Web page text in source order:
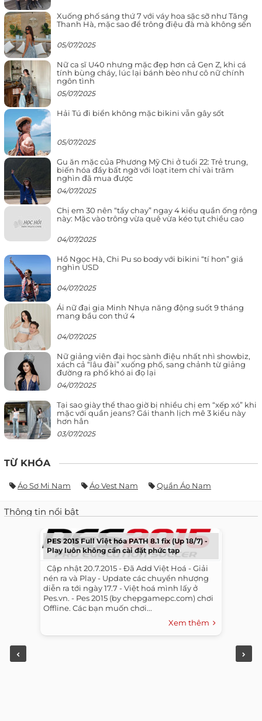
Xuống phố sáng thứ 7 với váy hoa sặc sỡ như Tăng
Thanh Hà, mặc sao để trông điệu đà mà không sến
05/07/2025
Nữ ca sĩ U40 nhưng mặc đẹp hơn cả Gen Z, khi cá
tính bùng cháy, lúc lại bánh bèo như cô nữ chính
ngôn tình
05/07/2025
Hải Tú đi biển không mặc bikini vẫn gây sốt
05/07/2025
Gu ăn mặc của Phương Mỹ Chi ở tuổi 22: Trẻ trung,
biến hóa đầy bất ngờ với loạt item chỉ vài trăm
nghìn đã mua được
04/07/2025
Chị em 30 nên “tẩy chay” ngay 4 kiểu quần ống rộng
này: Mặc vào trông vừa quê vừa kéo tụt chiều cao
04/07/2025
Hồ Ngọc Hà, Chi Pu so body với bikini “tí hon” giá
nghìn USD
04/07/2025
Ái nữ đại gia Minh Nhựa năng động suốt 9 tháng
mang bầu con thứ 4
04/07/2025
Nữ giảng viên đại học sành điệu nhất nhì showbiz,
xách cả “lâu đài” xuống phố, sang chảnh từ giảng
đường ra phố khó ai đọ lại
04/07/2025
Tại sao giày thể thao giờ bị nhiều chị em “xếp xó” khi
mặc với quần jeans? Gái thanh lịch mê 3 kiểu này
hơn hẳn
03/07/2025
TỪ KHÓA
Áo Sơ Mi Nam Áo Vest Nam Quần Áo Nam
Thông tin nổi bật
PES 2015 Full Việt hóa PATH 8.1 fix (Up 18/7) -
Play luôn không cần cài đặt phức tạp
​ ​ Cập nhật 20.7.2015 - Đã Add Việt Hoá - Giải
nén ra và Play - Update các chuyển nhượng
diễn ra tới ngày 17.7 - Việt hoá mình lấy ở
Pes.vn. - Pes 2015 (by chepgamepc.com) chơi
Offline. Các bạn muốn chơi...
Xem thêm